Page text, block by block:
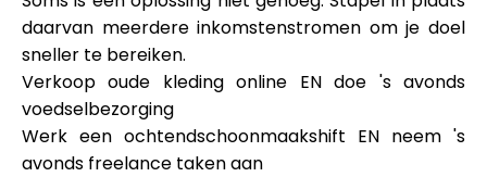
daarvan meerdere inkomstenstromen om je doel
sneller te bereiken.
Verkoop oude kleding online EN doe 's avonds
voedselbezorging
Werk een ochtendschoonmaakshift EN neem 's
avonds freelance taken aan